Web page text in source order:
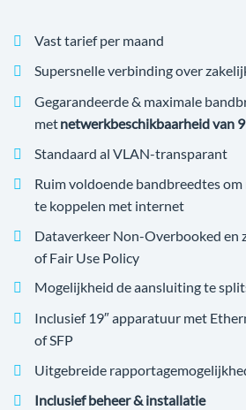
Vast tarief per maand
Supersnelle verbinding over
Gegarandeerde & maximale
metnetwerkbeschikbaarheid van
Standaard al VLAN-transparant
Ruim voldoende bandbreedtes
te koppelen met internet
Dataverkeer Non-Overbooked en
of Fair Use Policy
Mogelijkheid de aansluiting te
Inclusief 19″ apparatuur met
of SFP
Uitgebreide
Inclusief beheer & installatie